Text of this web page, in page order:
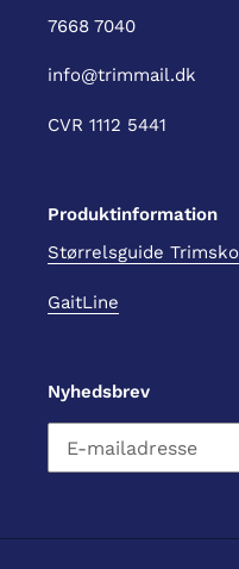
7668 7040
info@trimmail.dk
CVR 1112 5441
Produktinformation
Størrelsguide Trimsko
GaitLine
Nyhedsbrev